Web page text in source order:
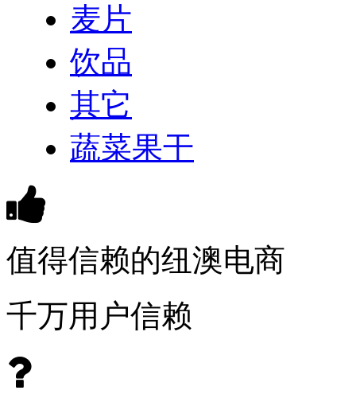
麦片
饮品
其它
蔬菜果干
值得信赖的纽澳电商
千万用户信赖